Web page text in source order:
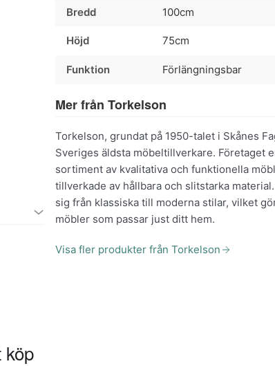
Bredd 100cm
Höjd 75cm
Funktion Förlängningsbar
Mer från Torkelson
Torkelson, grundat på 1950-talet i Skånes
Sveriges äldsta möbeltillverkare. Företaget
sortiment av kvalitativa och funktionella
tillverkade av hållbara och slitstarka
sig från klassiska till moderna stilar, vilket
möbler som passar just ditt hem.
Visa fler produkter från Torkelson
köp